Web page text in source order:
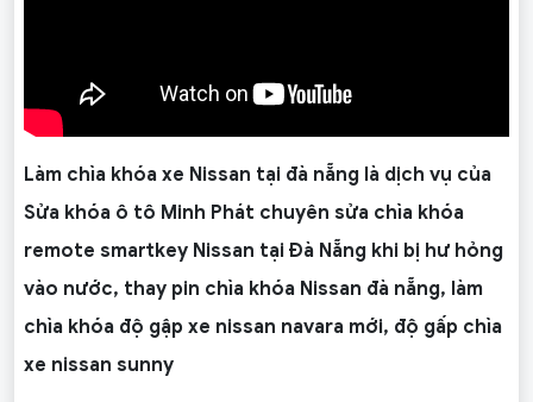
Làm chìa khóa xe Nissan tại đà nẵng là dịch vụ của
Sửa khóa ô tô Minh Phát chuyên sửa chìa khóa
remote smartkey Nissan tại Đà Nẵng khi bị hư hỏng
vào nước, thay pin chìa khóa Nissan đà nẵng, làm
chìa khóa độ gập xe nissan navara mới, độ gấp chìa
xe nissan sunny